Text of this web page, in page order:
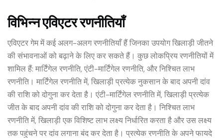
विभिन्न एविएटर रणनीतियाँ
एविएटर गेम में कई अलग-अलग रणनीतियाँ हैं जिनका उपयोग खिलाड़ी जीतने
की संभावनाओं को बढ़ाने के लिए कर सकते हैं। कुछ लोकप्रिय रणनीतियों में
शामिल हैं: मार्टिंगेल रणनीति, एंटी-मार्टिंगेल रणनीति, और निश्चित लाभ
रणनीति। मार्टिंगेल रणनीति में, खिलाड़ी प्रत्येक नुकसान के बाद अपनी दांव
की राशि को दोगुना कर देता है। एंटी-मार्टिंगेल रणनीति में, खिलाड़ी प्रत्येक
जीत के बाद अपनी दांव की राशि को दोगुना कर देता है। निश्चित लाभ
रणनीति में, खिलाड़ी एक विशिष्ट लाभ लक्ष्य निर्धारित करता है और उस लक्ष्य
तक पहुंचने पर दांव लगाना बंद कर देता है। प्रत्येक रणनीति के अपने फायदे